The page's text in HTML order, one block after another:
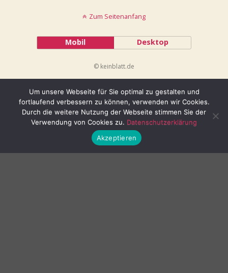
Zum Seitenanfang
Mobil Desktop
© keinblatt.de
Um unsere Webseite für Sie optimal zu gestalten und
fortlaufend verbessern zu können, verwenden wir Cookies.
Durch die weitere Nutzung der Webseite stimmen Sie der
Verwendung von Cookies zu. Datenschutzerklärung
Akzeptieren